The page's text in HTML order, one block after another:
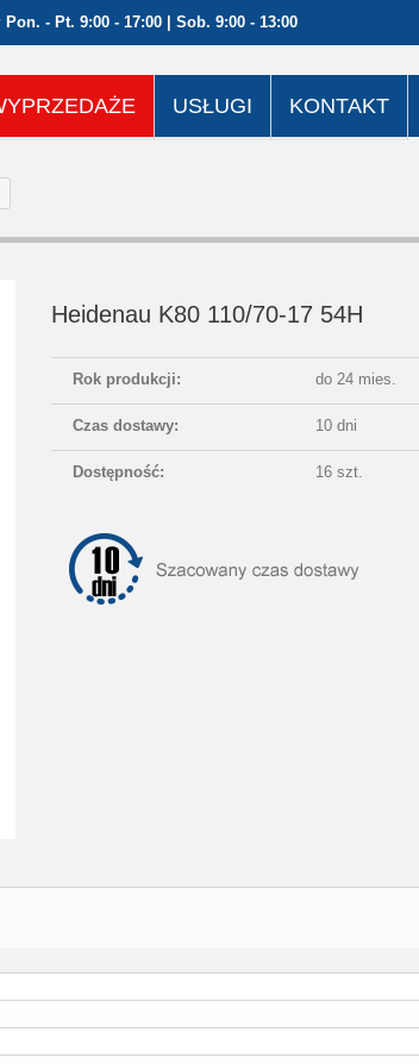
Pon. - Pt. 9:00 - 17:00 | Sob. 9:00 - 13:00
USŁUGI KONTAKT
Heidenau K80 110/70-17 54H
Rok produkcji: do 24 mies.
Czas dostawy: 10 dni
Dostępność: 16 szt.